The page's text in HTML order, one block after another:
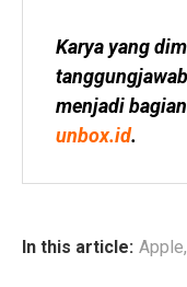
Karya yang
unbox.id.
In this article: Apple,